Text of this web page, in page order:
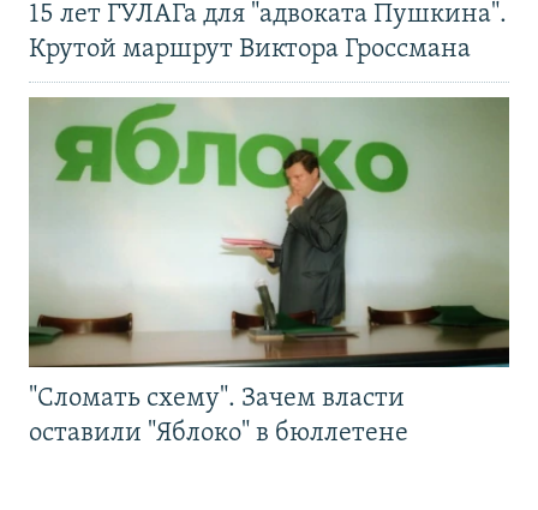
15 лет ГУЛАГа для "адвоката Пушкина".
Крутой маршрут Виктора Гроссмана
"Сломать схему". Зачем власти
оставили "Яблоко" в бюллетене